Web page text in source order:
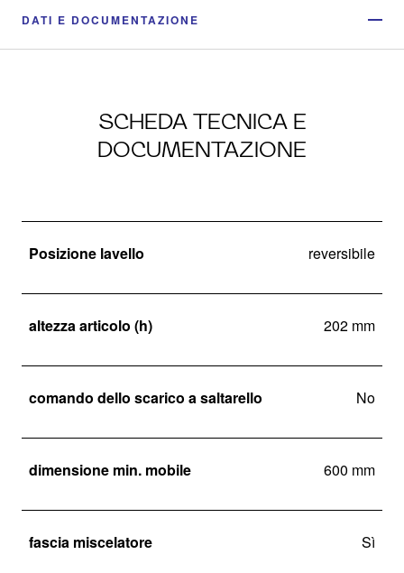
DATI E DOCUMENTAZIONE
SCHEDA TECNICA E
DOCUMENTAZIONE
Posizione lavello reversibile
altezza articolo (h) 202 mm
comando dello scarico a saltarello No
dimensione min. mobile 600 mm
fascia miscelatore Sì